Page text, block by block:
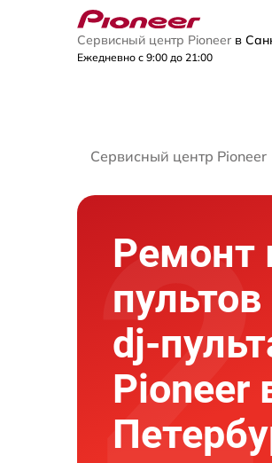
Сервисный центр Pioneer в
Ежедневно с 9:00 до 21:00
Сервисный центр Pioneer
dj-
Pioneer